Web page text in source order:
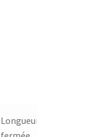
Longueur